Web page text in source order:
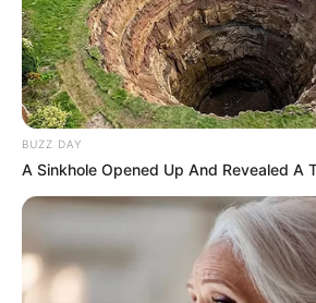
BUZZ DAY
A Sinkhole Opened Up And Revealed A